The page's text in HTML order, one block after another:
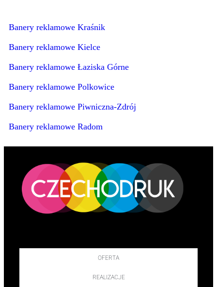
Banery reklamowe Kraśnik
Banery reklamowe Kielce
Banery reklamowe Łaziska Górne
Banery reklamowe Polkowice
Banery reklamowe Piwniczna-Zdrój
Banery reklamowe Radom
OFERTA
REALIZACJE